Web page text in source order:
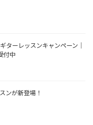
ターレッスンキャンペーン｜
付中
ンが新登場！